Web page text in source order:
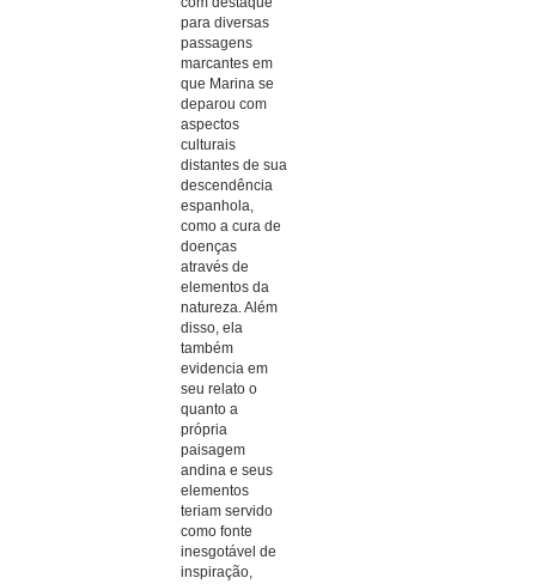
para diversas
passagens
marcantes em
que Marina se
deparou com
aspectos
culturais
distantes de sua
descendência
espanhola,
como a cura de
doenças
através de
elementos da
natureza. Além
disso, ela
também
evidencia em
seu relato o
quanto a
própria
paisagem
andina e seus
elementos
teriam servido
como fonte
inesgotável de
inspiração,